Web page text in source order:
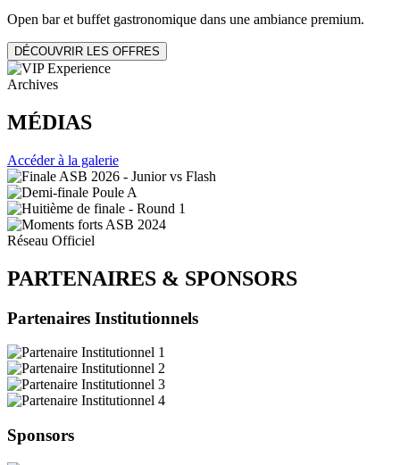
Open bar et buffet gastronomique dans une ambiance premium.
DÉCOUVRIR LES OFFRES
Archives
MÉDIAS
Accéder à la galerie
Réseau Officiel
PARTENAIRES & SPONSORS
Partenaires Institutionnels
Sponsors